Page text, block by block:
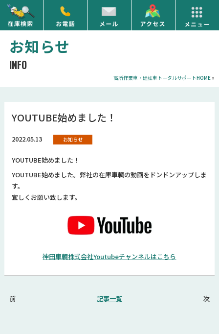
お知らせ
INFO
高所作業車・建柱車トータルサポートHOME »
YOUTUBE始めました！
2022.05.13 お知らせ
YOUTUBE始めました！
YOUTUBE始めました。弊社の在庫車輌の動画をドンドンアップしま
す。
宜しくお願い致します。
神田車輌株式会社Youtubeチャンネルはこちら
前 記事一覧 次